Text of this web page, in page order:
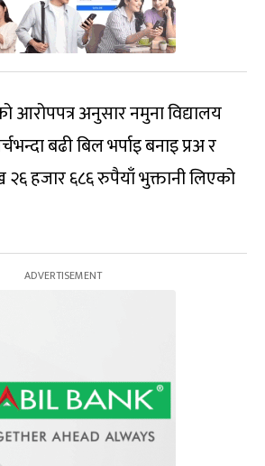
अनुसार नमुना विद्यालय
बढी बिल भर्पाइ बनाइ प्रअ र
हजार ६८६ रुपैयाँ भुक्तानी लिएको